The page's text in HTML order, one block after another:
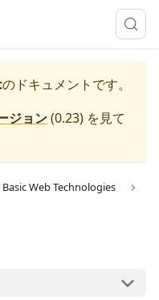
のドキュメントです。
ジョン(0.23) を見て
Web Technologies